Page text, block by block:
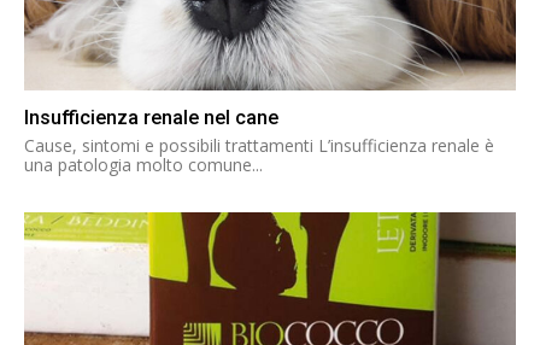
Insufficienza renale nel cane
Cause, sintomi e possibili trattamenti L’insufficienza renale è
una patologia molto comune...